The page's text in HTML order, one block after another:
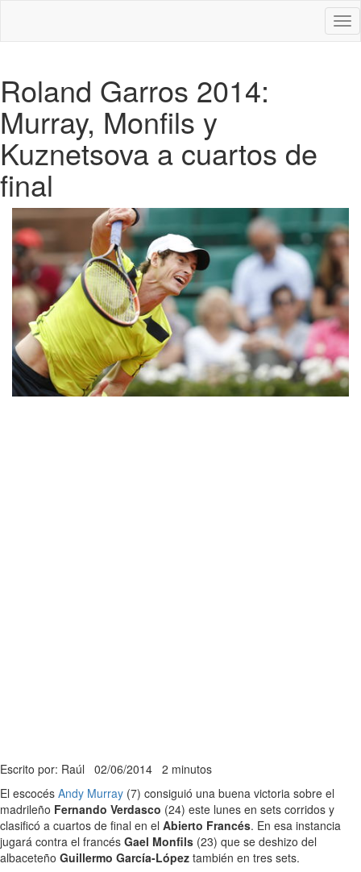
Roland Garros 2014:
Murray, Monfils y
Kuznetsova a cuartos de
final
Escrito por: Raúl 02/06/2014 2 minutos
El escocés Andy Murray (7) consiguió una buena victoria sobre el
madrileño Fernando Verdasco (24) este lunes en sets corridos y
clasificó a cuartos de final en el Abierto Francés. En esa instancia
jugará contra el francés Gael Monfils (23) que se deshizo del
albaceteño Guillermo García-López también en tres sets.